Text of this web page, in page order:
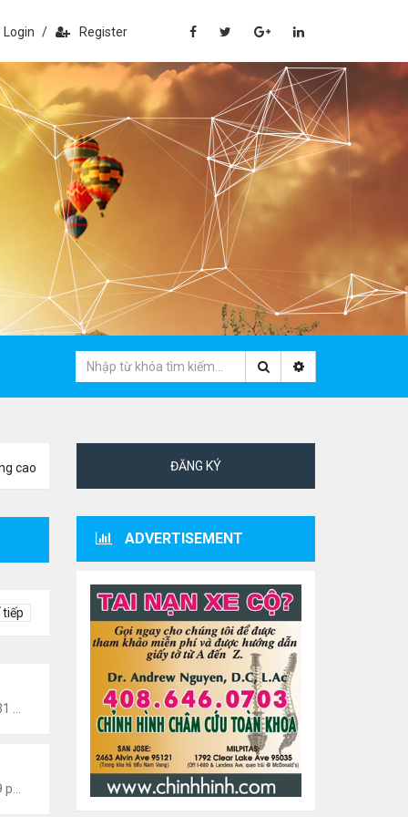
Login / Register
cao
tiếp
Văn Nghệ Hải Ngoại
Văn Nghệ Hải Ngoại
ĐĂNG KÝ
ADVERTISEMENT